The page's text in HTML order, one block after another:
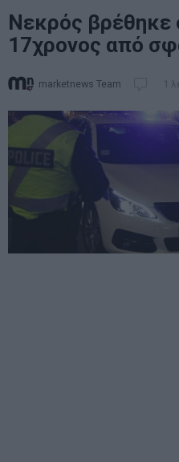
Νεκρός βρέθηκε
17χρονος από
marketnews Team 1